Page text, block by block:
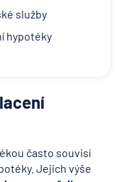
služby
hypotéky
často souvisí
Jejich výše